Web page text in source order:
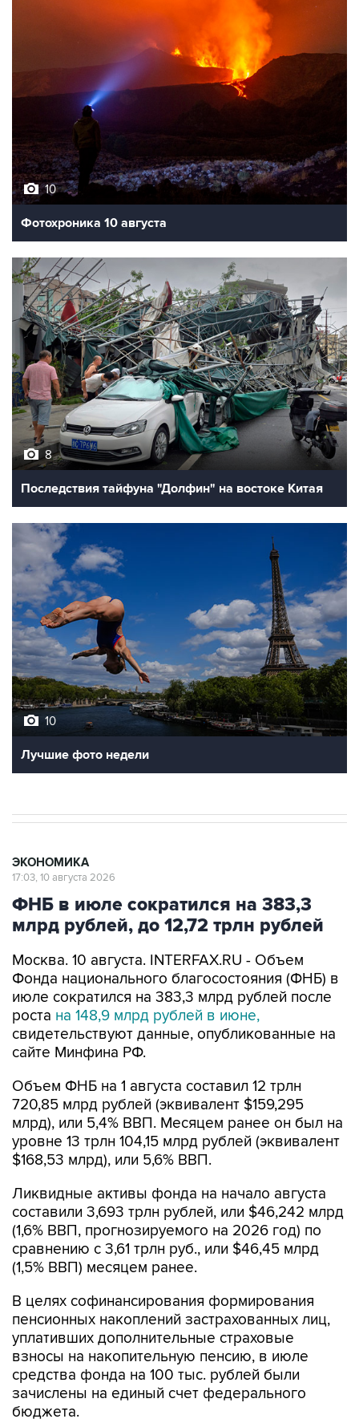
10
Фотохроника 10 августа
8
Последствия тайфуна "Долфин" на востоке Китая
10
Лучшие фото недели
ЭКОНОМИКА
17:03, 10 августа 2026
ФНБ в июле сократился на 383,3
млрд рублей, до 12,72 трлн рублей
Москва. 10 августа. INTERFAX.RU - Объем
Фонда национального благосостояния (ФНБ) в
июле сократился на 383,3 млрд рублей после
роста на 148,9 млрд рублей в июне,
свидетельствуют данные, опубликованные на
сайте Минфина РФ.
Объем ФНБ на 1 августа составил 12 трлн
720,85 млрд рублей (эквивалент $159,295
млрд), или 5,4% ВВП. Месяцем ранее он был на
уровне 13 трлн 104,15 млрд рублей (эквивалент
$168,53 млрд), или 5,6% ВВП.
Ликвидные активы фонда на начало августа
составили 3,693 трлн рублей, или $46,242 млрд
(1,6% ВВП, прогнозируемого на 2026 год) по
сравнению с 3,61 трлн руб., или $46,45 млрд
(1,5% ВВП) месяцем ранее.
В целях софинансирования формирования
пенсионных накоплений застрахованных лиц,
уплативших дополнительные страховые
взносы на накопительную пенсию, в июле
средства фонда на 100 тыс. рублей были
зачислены на единый счет федерального
бюджета.